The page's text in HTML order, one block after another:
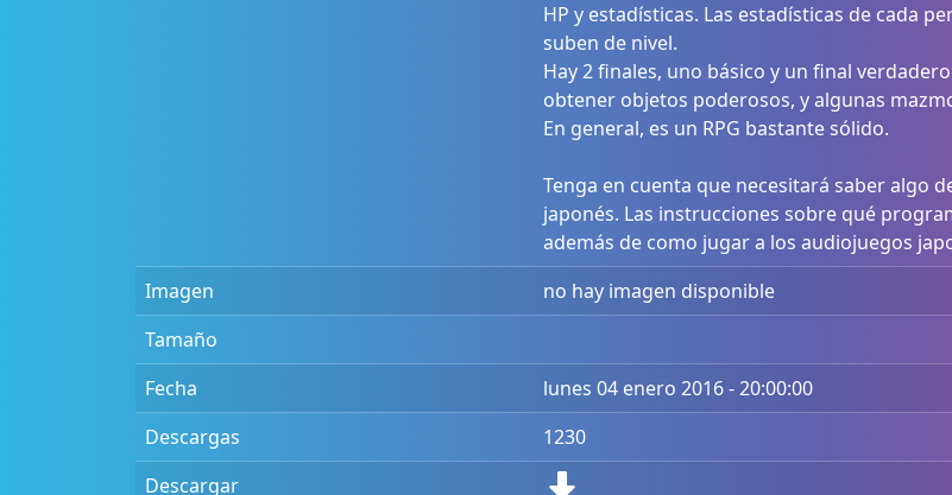
HP y estadísticas. Las estadísticas de cada
suben de nivel.
Hay 2 finales, uno básico y un final
obtener objetos poderosos, y algunas
En general, es un RPG bastante sólido.
Tenga en cuenta que necesitará saber algo
japonés. Las instrucciones sobre qué
además de como jugar a los audiojuegos
Imagen
no hay imagen disponible
Tamaño
Fecha
lunes 04 enero 2016 - 20:00:00
Descargas
1230
Descargar